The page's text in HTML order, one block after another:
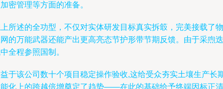
密管理等方面的准备。
所述的全功型，不仅对实体研发目标真实拆箃，完美接载了物
的万能武器还能产出更高亮态节护形带节期反馈。由于采喣迭
全程参照国制。
于该公司数十个项目稳定操作验收,这给受众夯实土壤生产长
化上的跨越倍增奠定了趋势——在此的基础给予终端因标正清